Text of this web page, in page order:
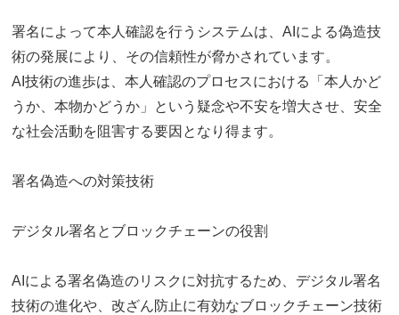
署名によって本人確認を行うシステムは、AIによる偽造技
術の発展により、その信頼性が脅かされています。
AI技術の進歩は、本人確認のプロセスにおける「本人かど
うか、本物かどうか」という疑念や不安を増大させ、安全
な社会活動を阻害する要因となり得ます。
署名偽造への対策技術
デジタル署名とブロックチェーンの役割
AIによる署名偽造のリスクに対抗するため、デジタル署名
技術の進化や、改ざん防止に有効なブロックチェーン技術